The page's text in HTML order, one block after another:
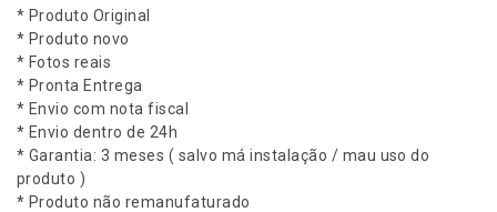
-
B
i
k
e
R
e
m
a
* Produto Original
* Produto novo
* Fotos reais
* Pronta Entrega
* Envio com nota fiscal
* Envio dentro de 24h
* Garantia: 3 meses ( salvo má instalação / mau uso do
produto )
* Produto não remanufaturado